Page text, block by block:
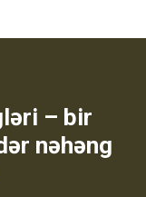
– bir
nəhəng